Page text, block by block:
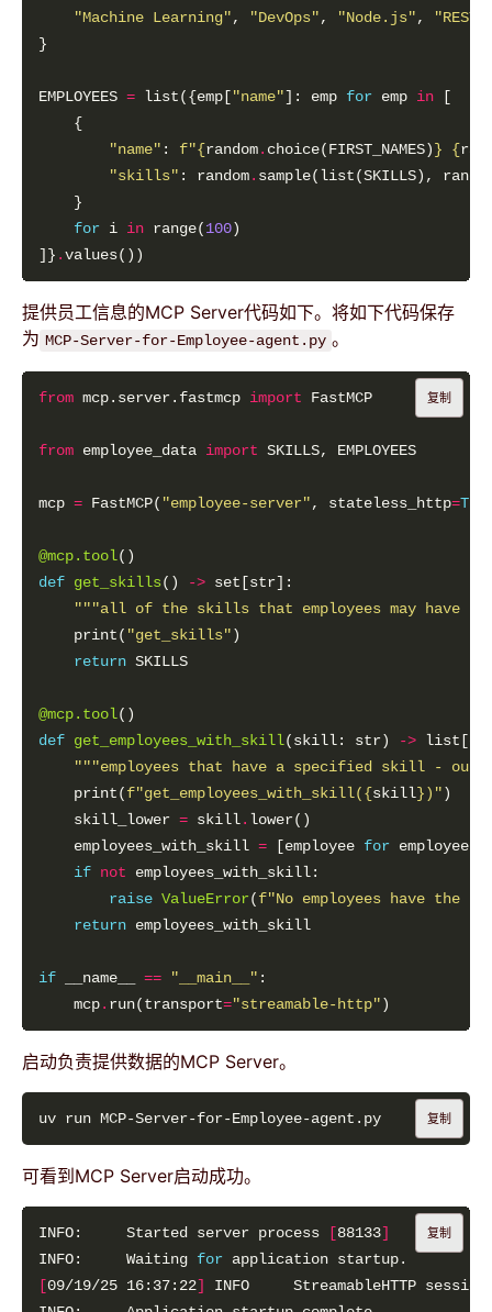
"Machine Learning", "DevOps", "Node.js",
"REST
EMPLOYEES = list({emp["name"]: emp for emp in
"name" : f"{random. choice(FIRST_NAMES)} {
"skills" : random. sample(list(SKILLS),
for i in range(100
]} .
提供员工信息的MCP Server代码如下。将如下代码保存
为 MCP-Server-for-Employee-agent.py 。
from mcp.server.fastmcp import
from employee_data import
mcp = FastMCP( "employee-server", stateless_http=
@mcp.tool
def get_skills() ->
"""all of the skills that employees may
    print(
"get_skills"
return
@mcp.tool
def get_employees_with_skill(skill: str)
->
"""employees that have a specified skill -
    print(
f"get_employees_with_skill({skill})"
    skill_lower
= skill.
    employees_with_skill
= [employee for employee
if not
raise ValueError(f"No employees have the
return
if __name__ == "__main__"
    mcp
. run(transport="streamable-http"
复制
启动负责提供数据的MCP Server。
复制
可看到MCP Server启动成功。
INFO:     Started server process [88133]
INFO:     Waiting for
[09/19/25 16:37:22]
复制